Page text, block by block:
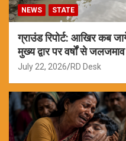
NEWS STATE
ग्राउंड रिपोर्ट: आखिर कब
मुख्य द्वार पर वर्षों से जलजमाव
July 22, 2026 RD Desk